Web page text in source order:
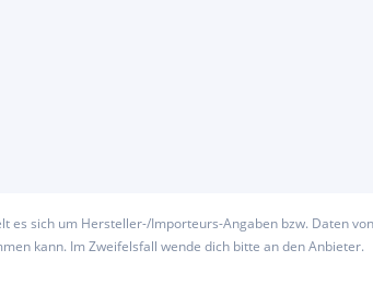
es sich um Hersteller-/Importeurs-Angaben bzw. Daten von
kann. Im Zweifelsfall wende dich bitte an den Anbieter.